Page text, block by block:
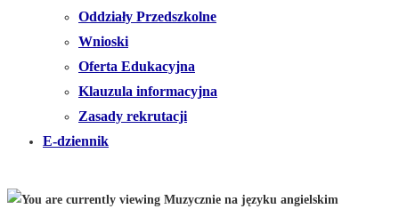
Oddziały Przedszkolne
Wnioski
Oferta Edukacyjna
Klauzula informacyjna
Zasady rekrutacji
E-dziennik